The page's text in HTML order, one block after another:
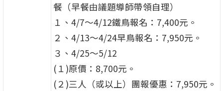
餐（早餐由議題導師帶領自理）
１、4/7～4/12鐵鳥報名：7,400元。
２、4/13～4/24早鳥報名：7,950元。
３、4/25～5/12
(１)原價：8,700元。
(２)三人（或以上）團報優惠：7,950元。